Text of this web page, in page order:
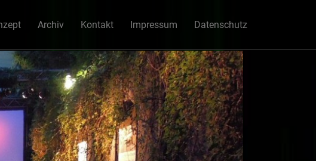
Archiv Kontakt Impressum Datenschutz